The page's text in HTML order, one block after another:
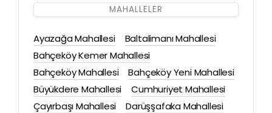
MAHALLELER
Ayazağa Mahallesi
Baltalimanı Mahallesi
Bahçeköy Kemer Mahallesi
Bahçeköy Mahallesi
Bahçeköy Yeni Mahallesi
Büyükdere Mahallesi
Cumhuriyet Mahallesi
Çayırbaşı Mahallesi
Darüşşafaka Mahallesi